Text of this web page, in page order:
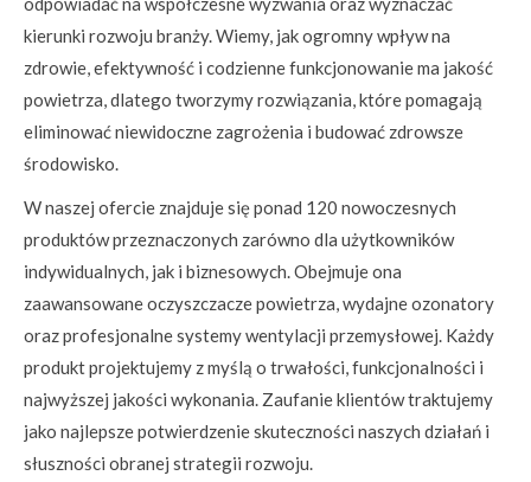
kierunki rozwoju branży. Wiemy, jak ogromny wpływ na
zdrowie, efektywność i codzienne funkcjonowanie ma jakość
powietrza, dlatego tworzymy rozwiązania, które pomagają
eliminować niewidoczne zagrożenia i budować zdrowsze
środowisko.
W naszej ofercie znajduje się ponad 120 nowoczesnych
produktów przeznaczonych zarówno dla użytkowników
indywidualnych, jak i biznesowych. Obejmuje ona
zaawansowane oczyszczacze powietrza, wydajne ozonatory
oraz profesjonalne systemy wentylacji przemysłowej. Każdy
produkt projektujemy z myślą o trwałości, funkcjonalności i
najwyższej jakości wykonania. Zaufanie klientów traktujemy
jako najlepsze potwierdzenie skuteczności naszych działań i
słuszności obranej strategii rozwoju.